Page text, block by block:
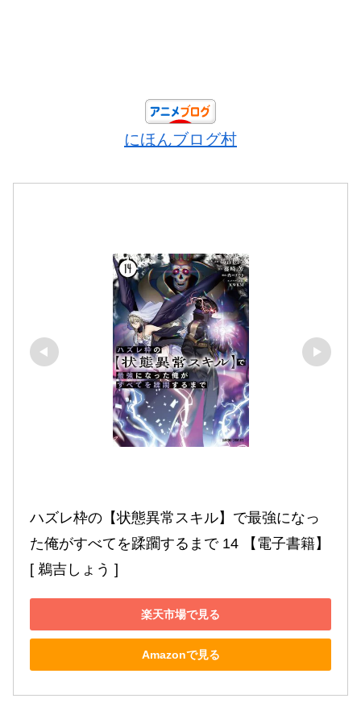
にほんブログ村
ハズレ枠の【状態異常スキル】で最強になっ
た俺がすべてを蹂躙するまで 14 【電子書籍】
[ 鵜吉しょう ]
楽天市場で見る
Amazonで見る